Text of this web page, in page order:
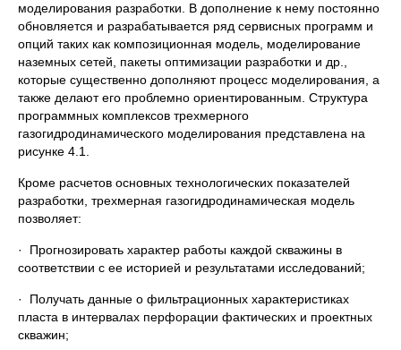
моделирования разработки. В дополнение к нему постоянно
обновляется и разрабатывается ряд сервисных программ и
опций таких как композиционная модель, моделирование
наземных сетей, пакеты оптимизации разработки и др.,
которые существенно дополняют процесс моделирования, а
также делают его проблемно ориентированным. Структура
программных комплексов трехмерного
газогидродинамического моделирования представлена на
рисунке 4.1.
Кроме расчетов основных технологических показателей
разработки, трехмерная газогидродинамическая модель
позволяет:
· Прогнозировать характер работы каждой скважины в
соответствии с ее историей и результатами исследований;
· Получать данные о фильтрационных характеристиках
пласта в интервалах перфорации фактических и проектных
скважин;